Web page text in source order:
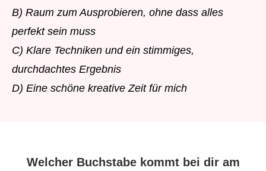
B) Raum zum Ausprobieren, ohne dass alles
perfekt sein muss
C) Klare Techniken und ein stimmiges,
durchdachtes Ergebnis
D) Eine schöne kreative Zeit für mich
Welcher Buchstabe kommt bei dir am